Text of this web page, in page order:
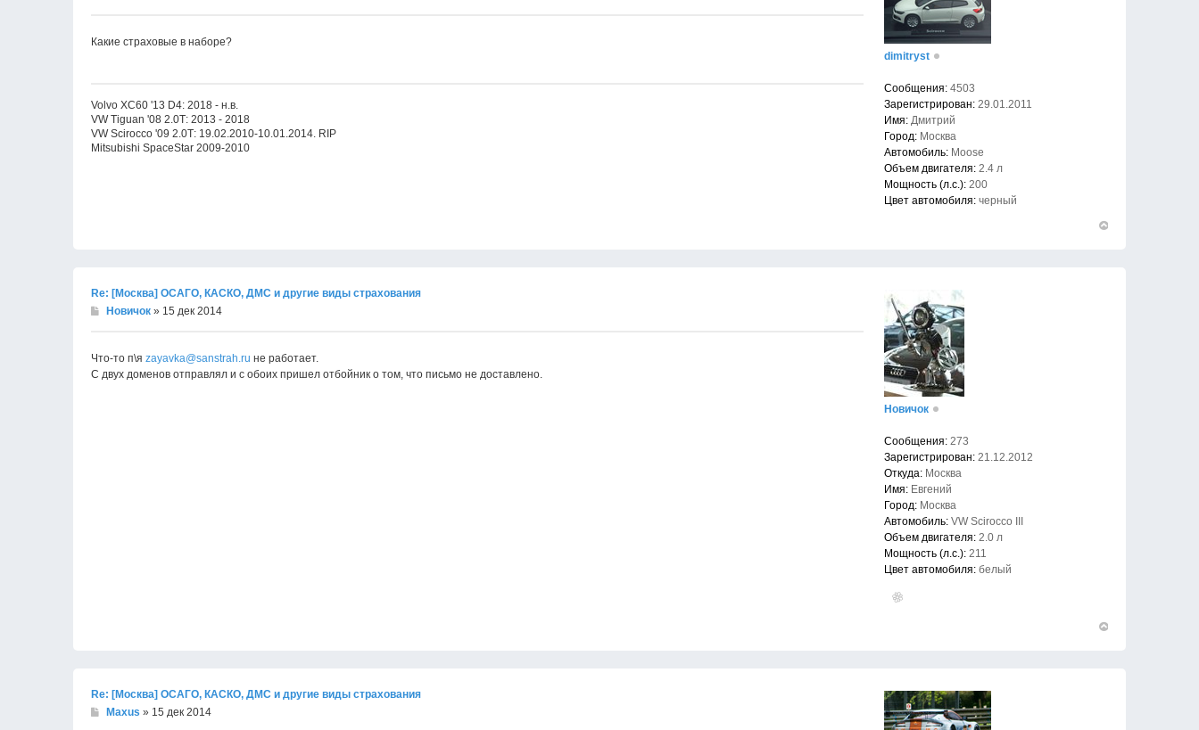
Какие страховые в наборе?
Volvo XC60 '13 D4: 2018 - н.в.
VW Tiguan '08 2.0Т: 2013 - 2018
VW Scirocco '09 2.0Т: 19.02.2010-10.01.2014. RIP
Mitsubishi SpaceStar 2009-2010
dimitryst
Сообщения: 4503
Зарегистрирован: 29.01.2011
Имя: Дмитрий
Город: Москва
Автомобиль: Moose
Объем двигателя: 2.4 л
Мощность (л.с.): 200
Цвет автомобиля: черный
Re: [Москва] ОСАГО, КАСКО, ДМС и другие виды страхования
Новичок » 15 дек 2014
Что-то п\я zayavka@sanstrah.ru не работает.
С двух доменов отправлял и с обоих пришел отбойник о том, что письмо не доставлено.
Новичок
Сообщения: 273
Зарегистрирован: 21.12.2012
Откуда: Москва
Имя: Евгений
Город: Москва
Автомобиль: VW Scirocco III
Объем двигателя: 2.0 л
Мощность (л.с.): 211
Цвет автомобиля: белый
Re: [Москва] ОСАГО, КАСКО, ДМС и другие виды страхования
Maxus » 15 дек 2014